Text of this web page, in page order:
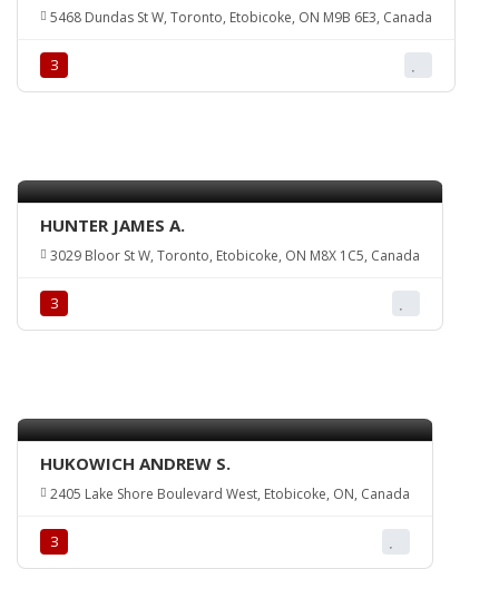
5468 Dundas St W, Toronto, Etobicoke, ON M9B 6E3, Canada
З
HUNTER JAMES A.
3029 Bloor St W, Toronto, Etobicoke, ON M8X 1C5, Canada
З
HUKOWICH ANDREW S.
2405 Lake Shore Boulevard West, Etobicoke, ON, Canada
З